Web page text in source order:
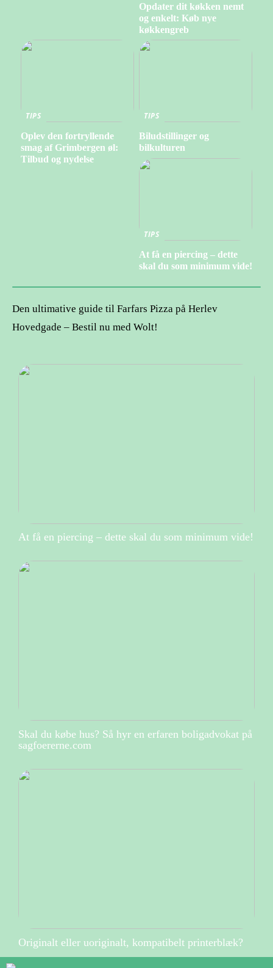
Opdater dit køkken nemt
og enkelt: Køb nye
køkkengreb
TIPS
Oplev den fortryllende
smag af Grimbergen øl:
Tilbud og nydelse
TIPS
Biludstillinger og
bilkulturen
TIPS
At få en piercing – dette
skal du som minimum vide!
Den ultimative guide til Farfars Pizza på Herlev
Hovedgade – Bestil nu med Wolt!
At få en piercing – dette skal du som minimum vide!
Skal du købe hus? Så hyr en erfaren boligadvokat på
sagfoererne.com
Originalt eller uoriginalt, kompatibelt printerblæk?